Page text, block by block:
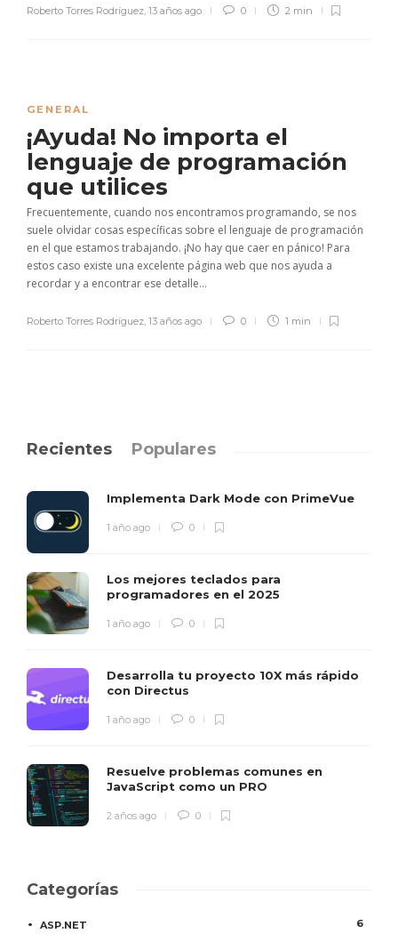
Roberto Torres Rodríguez, 13 años ago 0 2 min
GENERAL
¡Ayuda! No importa el
lenguaje de programación
que utilices
Frecuentemente, cuando nos encontramos programando, se nos
suele olvidar cosas específicas sobre el lenguaje de programación
en el que estamos trabajando. ¡No hay que caer en pánico! Para
estos caso existe una excelente página web que nos ayuda a
recordar y a encontrar ese detalle...
Roberto Torres Rodríguez, 13 años ago 0 1 min
Recientes Populares
Implementa Dark Mode con PrimeVue
1 año ago 0
Los mejores teclados para
programadores en el 2025
1 año ago 0
Desarrolla tu proyecto 10X más rápido
con Directus
1 año ago 0
Resuelve problemas comunes en
JavaScript como un PRO
2 años ago 0
Categorías
ASP.NET 6